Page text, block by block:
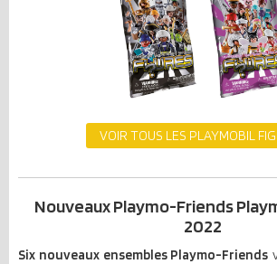
VOIR TOUS LES PLAYMOBIL
Nouveaux Playmo-Friends
2022
Six nouveaux ensembles Playmo-Friends